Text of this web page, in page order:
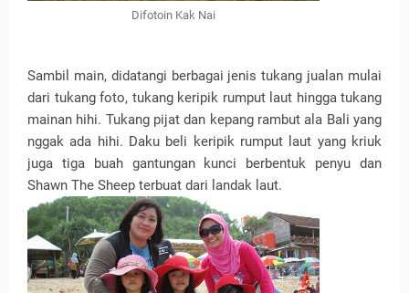
Difotoin Kak Nai
Sambil main, didatangi berbagai jenis tukang jualan mulai
dari tukang foto, tukang keripik rumput laut hingga tukang
mainan hihi. Tukang pijat dan kepang rambut ala Bali yang
nggak ada hihi. Daku beli keripik rumput laut yang kriuk
juga tiga buah gantungan kunci berbentuk penyu dan
Shawn The Sheep terbuat dari landak laut.